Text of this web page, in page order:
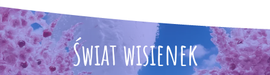
Świat wisienek